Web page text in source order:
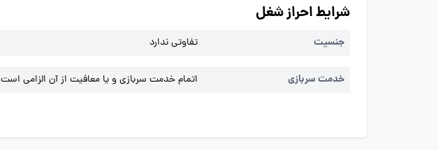
شرایط احراز شغل
جنسیت تفاوتی ندارد
خدمت سربازی اتمام خدمت سربازی و یا معافیت از آن الزامی است